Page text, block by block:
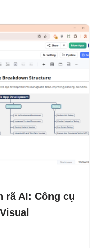
rã AI: Công cụ